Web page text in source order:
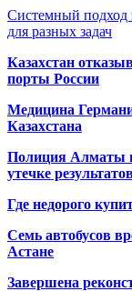
Системный подход
для разных задач
Казахстан
порты России
Медицина
Казахстана
Полиция Алматы
утечке
Где недорого
Семь автобусов
Астане
Завершена